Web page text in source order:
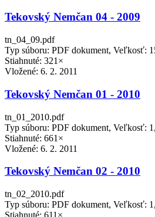
Tekovský Nemčan 04 - 2009
tn_04_09.pdf
Typ súboru: PDF dokument, Veľkosť:
Stiahnuté: 321×
Vložené: 6. 2. 2011
Tekovský Nemčan 01 - 2010
tn_01_2010.pdf
Typ súboru: PDF dokument, Veľkosť:
Stiahnuté: 661×
Vložené: 6. 2. 2011
Tekovský Nemčan 02 - 2010
tn_02_2010.pdf
Typ súboru: PDF dokument, Veľkosť:
Stiahnuté: 611×